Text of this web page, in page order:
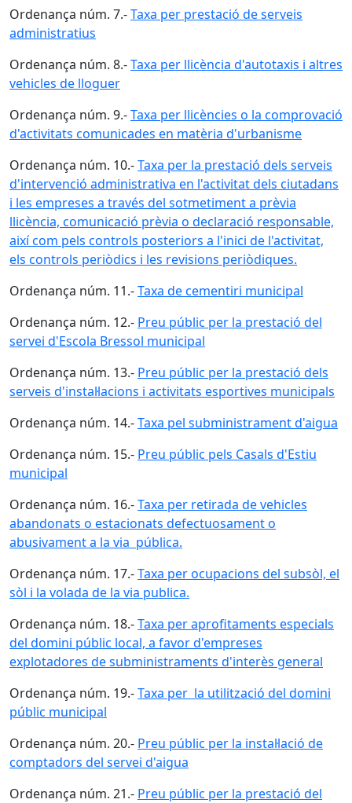
Ordenança núm. 7.-Taxa per prestació de serveis
administratius
Ordenança núm. 8.-Taxa per llicència d'autotaxis i altres
vehicles de lloguer
Ordenança núm. 9.-Taxa per llicències o la comprovació
d'activitats comunicades en matèria d'urbanisme
Ordenança núm. 10.-Taxa per la prestació dels serveis
d'intervenció administrativa en l'activitat dels ciutadans
i les empreses a través del sotmetiment a prèvia
llicència, comunicació prèvia o declaració responsable,
així com pels controls posteriors a l'inici de l'activitat,
els controls periòdics i les revisions periòdiques.
Ordenança núm. 11.-Taxa de cementiri municipal
Ordenança núm. 12.- Preu públic per la prestació del
servei d'Escola Bressol municipal
Ordenança núm. 13.- Preu públic per la prestació dels
serveis d'instal·lacions i activitats esportives municipals
Ordenança núm. 14.-Taxa pel subministrament d'aigua
Ordenança núm. 15.- Preu públic pels Casals d'Estiu
municipal
Ordenança núm. 16.-Taxa per retirada de vehicles
abandonats o estacionats defectuosament o
abusivament a la via pública.
Ordenança núm. 17.-Taxa per ocupacions del subsòl, el
sòl i la volada de la via publica.
Ordenança núm. 18.-Taxa per aprofitaments especials
del domini públic local, a favor d'empreses
explotadores de subministraments d'interès general
Ordenança núm. 19.-Taxa per la utilització del domini
públic municipal
Ordenança núm. 20.- Preu públic per la instal·lació de
comptadors del servei d'aigua
Ordenança núm. 21.- Preu públic per la prestació del